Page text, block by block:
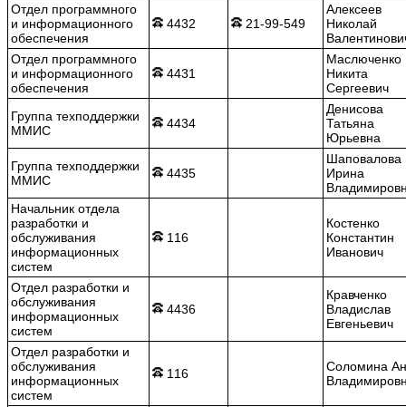
Отдел программного
и информационного
обеспечения
4432 21-99-549
Алексеев
Николай
Отдел программного
и информационного
обеспечения
4431
Маслюченко
Никита
Сергеевич
Группа техподдержки
ММИС
4434
Денисова
Татьяна
Юрьевна
Группа техподдержки
ММИС
4435
Шаповалова
Ирина
Начальник отдела
разработки и
обслуживания
информационных
систем
116
Костенко
Константин
Иванович
Отдел разработки и
обслуживания
информационных
систем
4436
Кравченко
Владислав
Евгеньевич
Отдел разработки и
обслуживания
информационных
систем
116
Соломина